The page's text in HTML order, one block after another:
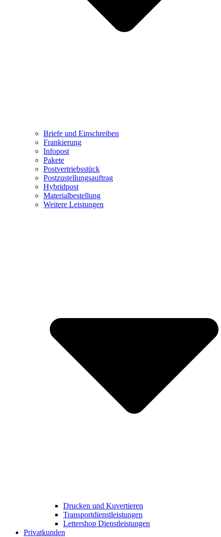
Briefe und Einschreiben
Frankierung
Infopost
Pakete
Postvertriebsstück
Postzustellungsauftrag
Hybridpost
Materialbestellung
Weitere Leistungen
Drucken und Kuvertieren​
Transportdienstleistungen
Lettershop Dienstleistungen​
Privatkunden